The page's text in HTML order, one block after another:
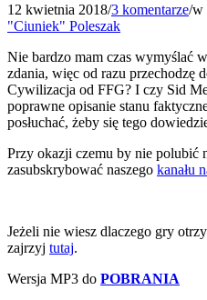
12 kwietnia 2018/3 komentarze/w
"Ciuniek" Poleszak
Nie bardzo mam czas wymyślać
zdania, więc od razu przechodzę
Cywilizacja od FFG? I czy Sid
poprawne opisanie stanu
posłuchać, żeby się tego
Przy okazji czemu by nie polubić
zasubskrybować naszego kanału
Jeżeli nie wiesz dlaczego gry
zajrzyj tutaj.
Wersja MP3 do POBRANIA